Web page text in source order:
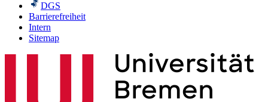
DGS
Barrierefreiheit
Intern
Sitemap